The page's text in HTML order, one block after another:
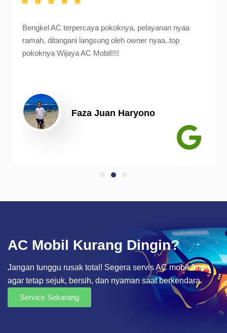
Bengkel AC terpercaya pokoknya, pelayanan nyaa
ramah, ditangani langsung oleh owner nyaa..top
pokoknya Wijaya AC Mobil!!!!
Faza Juan Haryono
AC Mobil Kurang Dingin?
Jangan tunggu rusak total! Segera servis AC mobil Anda
agar tetap sejuk, bersih, dan nyaman saat berkendara.
Service Sekarang